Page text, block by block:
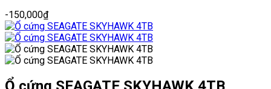
-150,000₫